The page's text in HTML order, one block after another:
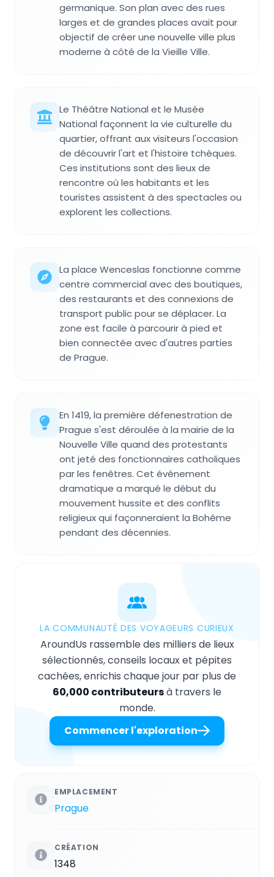
germanique. Son plan avec des rues
larges et de grandes places avait pour
objectif de créer une nouvelle ville plus
moderne à côté de la Vieille Ville.
Le Théâtre National et le Musée
National façonnent la vie culturelle du
quartier, offrant aux visiteurs l'occasion
de découvrir l'art et l'histoire tchèques.
Ces institutions sont des lieux de
rencontre où les habitants et les
touristes assistent à des spectacles ou
explorent les collections.
La place Wenceslas fonctionne comme
centre commercial avec des boutiques,
des restaurants et des connexions de
transport public pour se déplacer. La
zone est facile à parcourir à pied et
bien connectée avec d'autres parties
de Prague.
En 1419, la première défenestration de
Prague s'est déroulée à la mairie de la
Nouvelle Ville quand des protestants
ont jeté des fonctionnaires catholiques
par les fenêtres. Cet événement
dramatique a marqué le début du
mouvement hussite et des conflits
religieux qui façonneraient la Bohême
pendant des décennies.
LA COMMUNAUTÉ DES VOYAGEURS CURIEUX
AroundUs rassemble des milliers de lieux
sélectionnés, conseils locaux et pépites
cachées, enrichis chaque jour par plus de
60,000 contributeursà travers le
monde.
Commencer l'exploration
EMPLACEMENT
Prague
CRÉATION
1348